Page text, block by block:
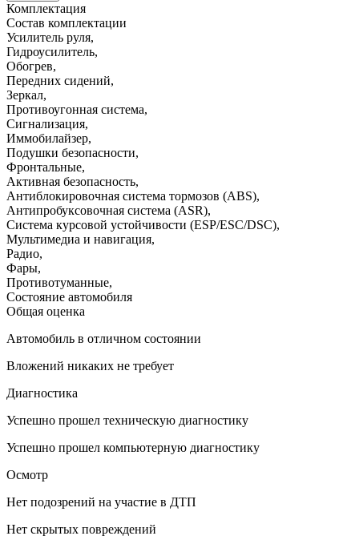
Комплектация
Состав комплектации
Усилитель руля,
Гидроусилитель,
Обогрев,
Передних сидений,
Зеркал,
Противоугонная система,
Сигнализация,
Иммобилайзер,
Подушки безопасности,
Фронтальные,
Активная безопасность,
Антиблокировочная система тормозов (ABS),
Антипробуксовочная система (ASR),
Система курсовой устойчивости (ESP/ESC/DSC),
Мультимедиа и навигация,
Радио,
Фары,
Противотуманные,
Состояние автомобиля
Общая оценка
Автомобиль в отличном состоянии
Вложений никаких не требует
Диагностика
Успешно прошел техническую диагностику
Успешно прошел компьютерную диагностику
Осмотр
Нет подозрений на участие в ДТП
Нет скрытых повреждений